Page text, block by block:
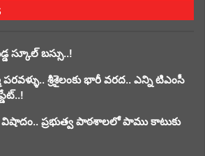
స్కూల్ బస్సు..!
పరవళ్ళు.. శ్రీశైలంకు భారీ వరద.. ఎన్ని టిఎంసీ
విషాదం.. ప్రభుత్వ పాఠశాలలో పాము కాటుకు